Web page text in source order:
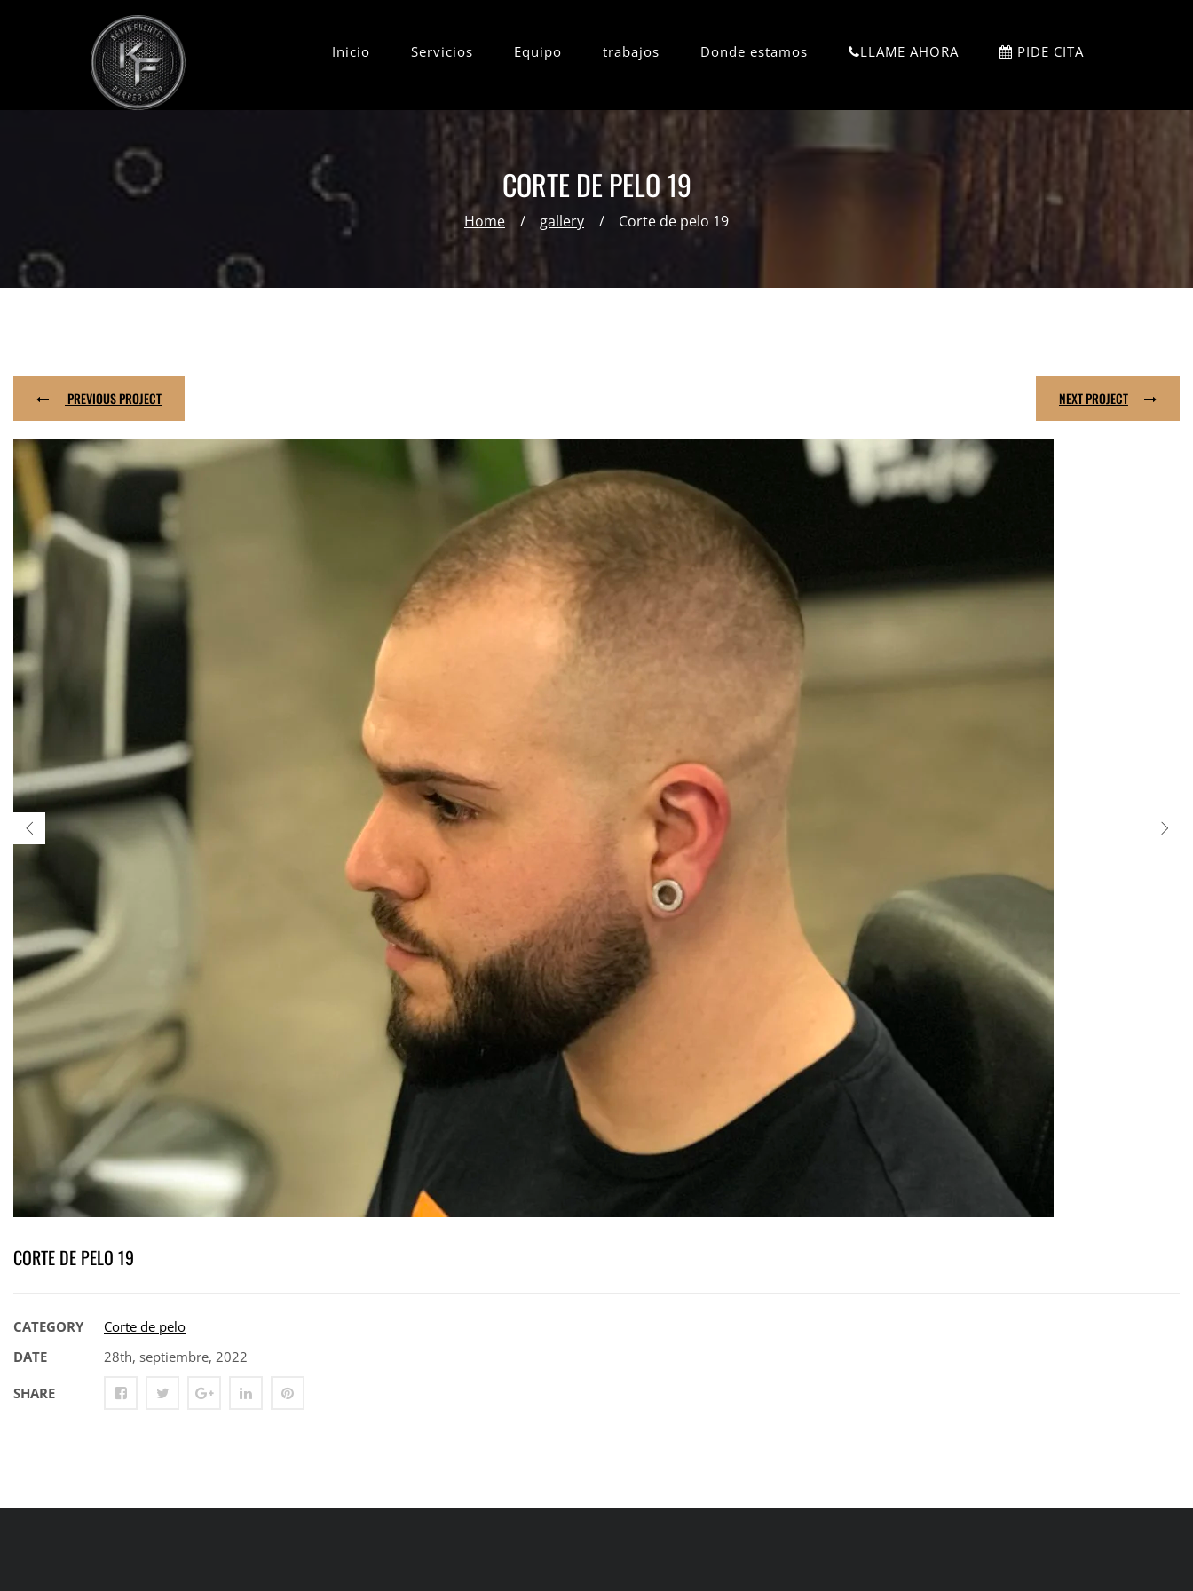
Inicio Servicios Equipo trabajos Donde estamos LLAME AHORA PIDE CITA
CORTE DE PELO 19
Home gallery Corte de pelo 19
PREVIOUS PROJECT NEXT PROJECT
CORTE DE PELO 19
CATEGORY
Corte de pelo
DATE
28th, septiembre, 2022
SHARE